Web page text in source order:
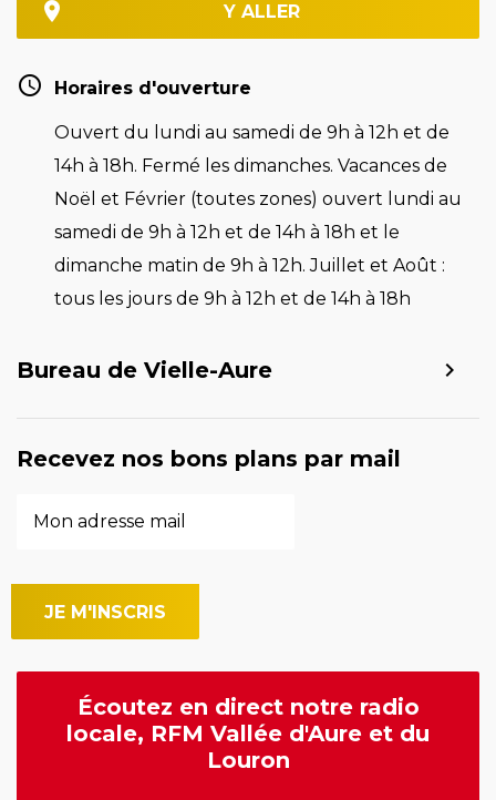
Y ALLER
Horaires d'ouverture
Ouvert du lundi au samedi de 9h à 12h et de
14h à 18h. Fermé les dimanches. Vacances de
Noël et Février (toutes zones) ouvert lundi au
samedi de 9h à 12h et de 14h à 18h et le
dimanche matin de 9h à 12h. Juillet et Août :
tous les jours de 9h à 12h et de 14h à 18h
Bureau de Vielle-Aure
Recevez nos bons plans par mail
Écoutez en direct notre radio
locale, RFM Vallée d'Aure et du
Louron